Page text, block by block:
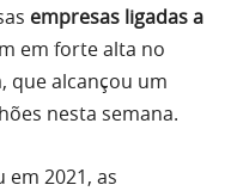
empresas ligadas a
em forte alta no
que alcançou um
nesta semana.
2021, as